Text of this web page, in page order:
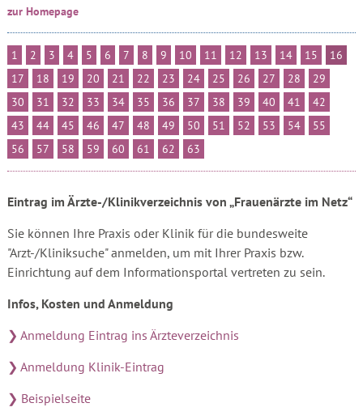
zur Homepage
1 2 3 4 5 6 7 8 9 10 11 12 13 14 15
16
17
18 19 20 21 22 23 24 25 26 27 28
29
30
31 32 33 34 35 36 37 38 39 40 41
42
43
44 45 46 47 48 49 50 51 52 53 54
55
56
57 58 59 60 61 62 63
Eintrag im Ärzte-/Klinikverzeichnis von „Frauenärzte im Netz“
Sie können Ihre Praxis oder Klinik für die bundesweite
"Arzt-/Kliniksuche" anmelden, um mit Ihrer Praxis bzw.
Einrichtung auf dem Informationsportal vertreten zu sein.
Infos, Kosten und Anmeldung
❯ Anmeldung Eintrag ins Ärzteverzeichnis
❯ Anmeldung Klinik-Eintrag
❯ Beispielseite